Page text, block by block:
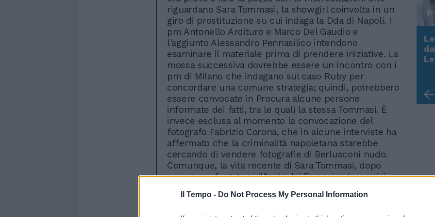
Il Tempo - Do Not Process My Personal Information
riguardano Sara Tommasi, la showgirl coinvolta in un
giro di prostituzione su cui indaga la Dda di Napoli. I
pm Antonello Ardituro e Marco Del Gaudio e
l'aggiunto Alessandro Pennasilico intendono
esaminare il materiale prima di prendere iniziative. La
mossa successiva dovrebbe essere un incontro con i
pm di Milano che indagano sul caso Ruby per
concordare una comune strategia; quindi, potrebbero
essere convocate in Procura alcune persone
informate dei fatti, tra le quali la stessa Tommasi. È
invece esclusa al momento la convocazione del
fotografo Fabrizio Corona, che in alcune interviste ha
affermato che la criminalità napoletana starebbe
cercando di vendere fotografie di Berlusconi nudo.
Comunque, la vita recente di Sara Tommasi, dopo
essere naufragata sull'Isola dei Famosi, adesso si è
non esattamente desiderati. Se non a tutti i costi, da
Rudy Giuliani a Come States?
Trump, Meloni e la strategia
americana